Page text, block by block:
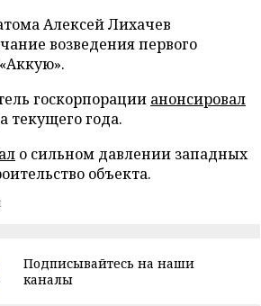
Алексей Лихачев
возведения первого
госкорпорации анонсировал
текущего года.
о сильном давлении западных
объекта.
Подписывайтесь на наши
каналы